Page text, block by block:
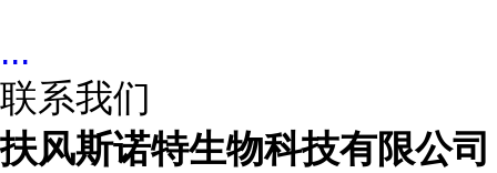
...
联系我们
扶风斯诺特生物科技有限公司